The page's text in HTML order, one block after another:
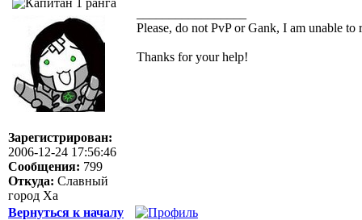
Зарегистрирован:
2006-12-24 17:56:46
Сообщения: 799
Откуда: Славный
город Ха
Please, do not PvP or Gank, I am unable
Thanks for your help!
Вернуться к началу